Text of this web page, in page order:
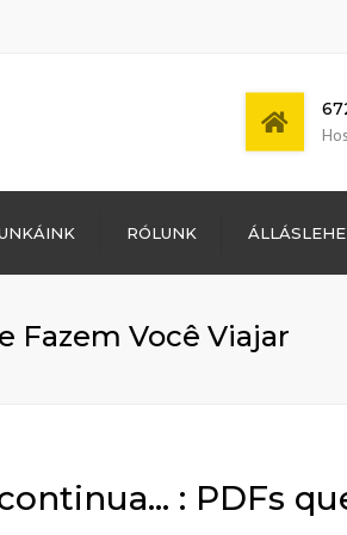
Bejegyzések
WordPress
RÓLUNK
Fazem Você Viajar
: PDFs